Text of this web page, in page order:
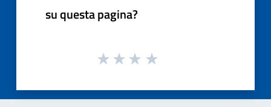
su questa pagina?